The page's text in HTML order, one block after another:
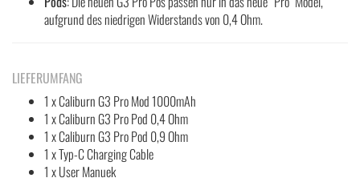
aufgrund des niedrigen Widerstands von 0,4 Ohm.
LIEFERUMFANG
1 x Caliburn G3 Pro Mod 1000mAh
1 x Caliburn G3 Pro Pod 0,4 Ohm
1 x Caliburn G3 Pro Pod 0,9 Ohm
1 x Typ-C Charging Cable
1 x User Manuek